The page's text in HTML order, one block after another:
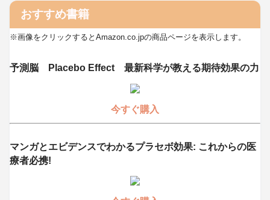
おすすめ書籍
※画像をクリックするとAmazon.co.jpの商品ページを表示します。
予測脳 Placebo Effect 最新科学が教える期待効果の力
今すぐ購入
マンガとエビデンスでわかるプラセボ効果: これからの医
療者必携!